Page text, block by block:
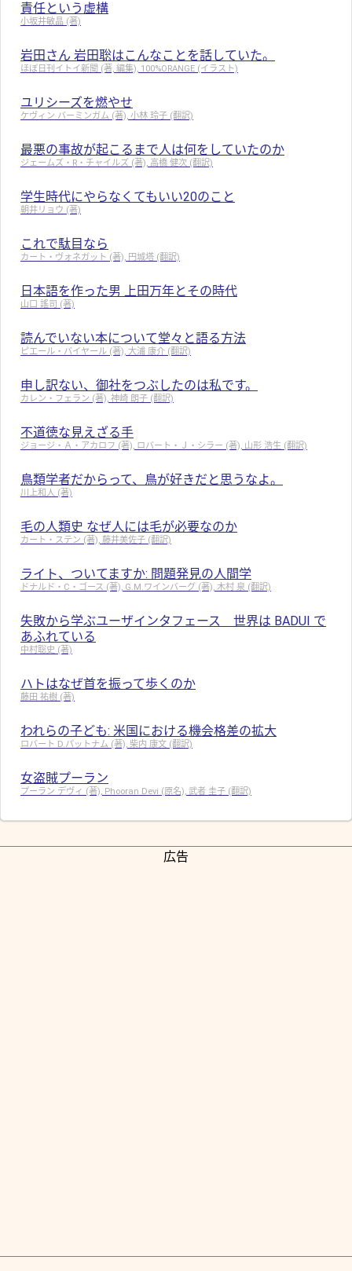
責任という虚構
小坂井敏晶 (著)
岩田さん 岩田聡はこんなことを話していた。
ほぼ日刊イトイ新聞 (著, 編集), 100%ORANGE (イラスト)
ユリシーズを燃やせ
ケヴィン バーミンガム (著), 小林 玲子 (翻訳)
最悪の事故が起こるまで人は何をしていたのか
ジェームズ・R・チャイルズ (著), 高橋 健次 (翻訳)
学生時代にやらなくてもいい20のこと
朝井リョウ (著)
これで駄目なら
カート・ヴォネガット (著), 円城塔 (翻訳)
日本語を作った男 上田万年とその時代
山口 謠司 (著)
読んでいない本について堂々と語る方法
ピエール・バイヤール (著), 大浦 康介 (翻訳)
申し訳ない、御社をつぶしたのは私です。
カレン・フェラン (著), 神崎 朗子 (翻訳)
不道徳な見えざる手
ジョージ・Ａ・アカロフ (著), ロバート・Ｊ・シラー (著), 山形 浩生 (翻訳)
鳥類学者だからって、鳥が好きだと思うなよ。
川上和人 (著)
毛の人類史 なぜ人には毛が必要なのか
カート・ステン (著), 藤井美佐子 (翻訳)
ライト、ついてますか: 問題発見の人間学
ドナルド・C・ゴース (著), G.M.ワインバーグ (著), 木村 泉 (翻訳)
失敗から学ぶユーザインタフェース 世界は BADUI で
あふれている
中村聡史 (著)
ハトはなぜ首を振って歩くのか
藤田 祐樹 (著)
われらの子ども: 米国における機会格差の拡大
ロバート D.パットナム (著), 柴内 康文 (翻訳)
女盗賊プーラン
プーラン デヴィ (著), Phooran Devi (原名), 武者 圭子 (翻訳)
広告